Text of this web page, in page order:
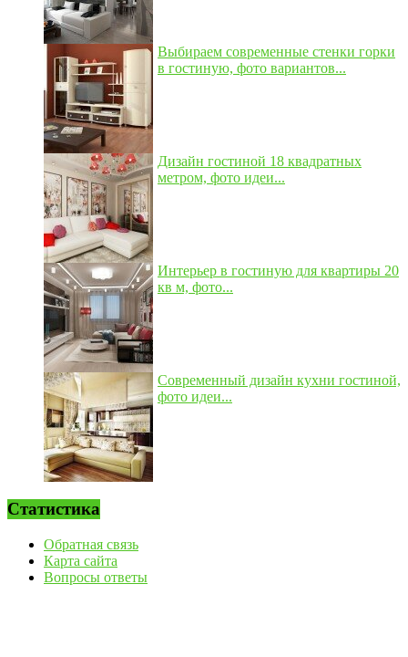
Выбираем современные стенки горки
в гостиную, фото вариантов...
Дизайн гостиной 18 квадратных
метром, фото идеи...
Интерьер в гостиную для квартиры 20
кв м, фото...
Современный дизайн кухни гостиной,
фото идеи...
Статистика
Обратная связь
Карта сайта
Вопросы ответы